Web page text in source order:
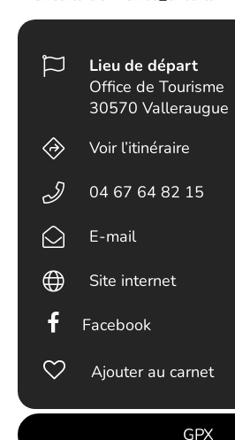
Lieu de départ
Office de Tourisme
30570 Valleraugue
Voir l’itinéraire
04 67 64 82 15
E-mail
Site internet
Facebook
Ajouter au carnet
GPX